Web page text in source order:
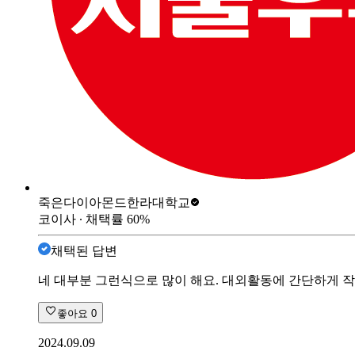
죽은다이아몬드한라대학교
코이사 ∙ 채택률 60%
채택된 답변
네 대부분 그런식으로 많이 해요. 대외활동에 간단하게
좋아요 0
2024.09.09